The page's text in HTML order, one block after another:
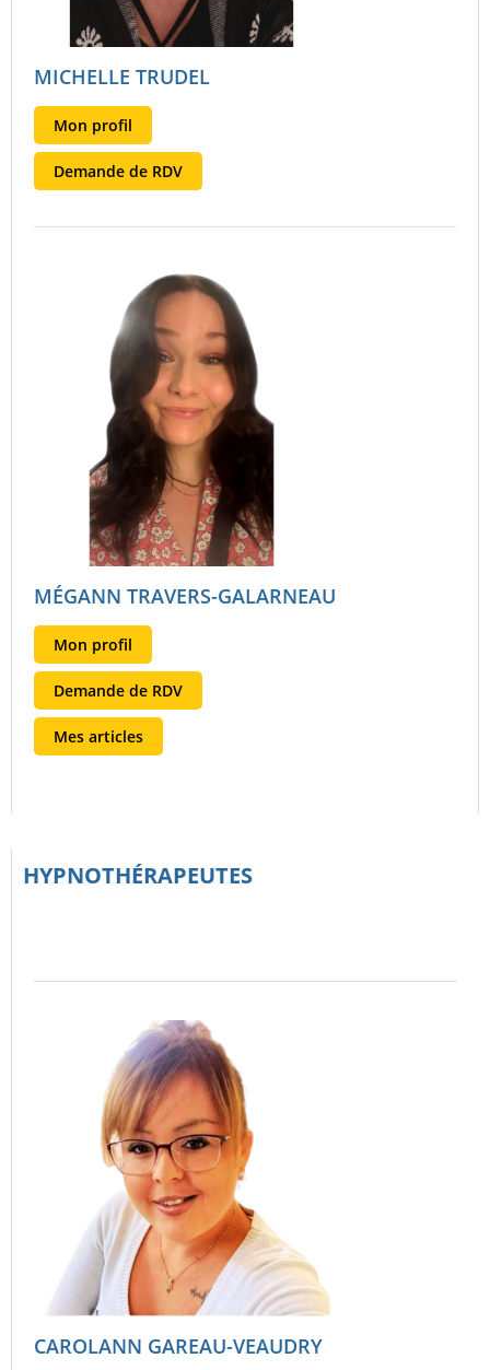
MICHELLE TRUDEL
Mon profil
Demande de RDV
MÉGANN TRAVERS-GALARNEAU
Mon profil
Demande de RDV
Mes articles
HYPNOTHÉRAPEUTES
CAROLANN GAREAU-VEAUDRY